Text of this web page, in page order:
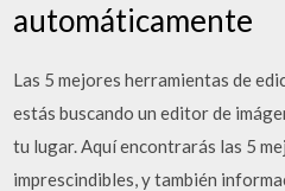
automáticamente
Las 5 mejores herramientas de
estás buscando un editor de
tu lugar. Aquí encontrarás las 5
imprescindibles, y también